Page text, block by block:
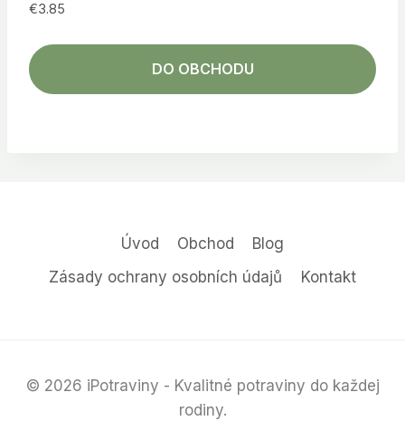
€3.85
DO OBCHODU
Úvod Obchod
Blog
Zásady ochrany osobních údajů
Kontakt
© 2026 iPotraviny - Kvalitné potraviny do každej
rodiny.